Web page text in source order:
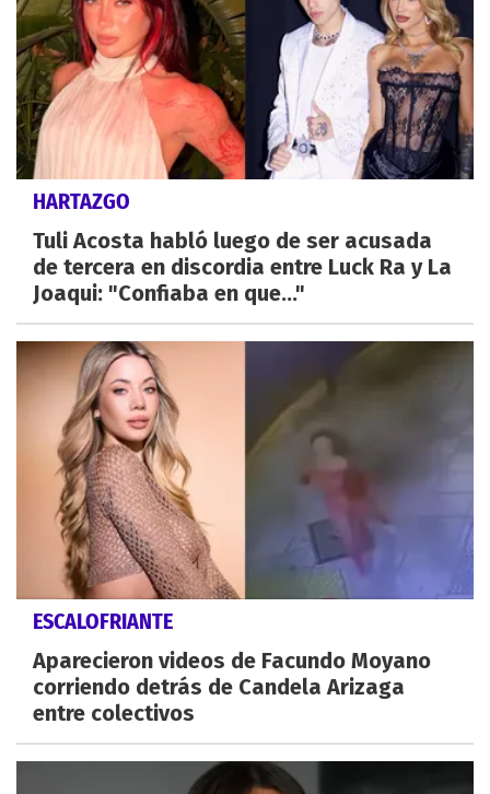
HARTAZGO
Tuli Acosta habló luego de ser acusada
de tercera en discordia entre Luck Ra y La
Joaqui: "Confiaba en que..."
ESCALOFRIANTE
Aparecieron videos de Facundo Moyano
corriendo detrás de Candela Arizaga
entre colectivos